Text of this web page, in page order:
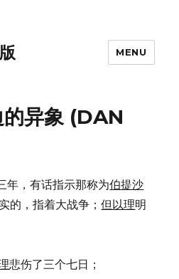
MENU
异象 (DAN
年，有话指示那称为伯提沙
的，指着大战争；但以理明
悲伤了三个七日；